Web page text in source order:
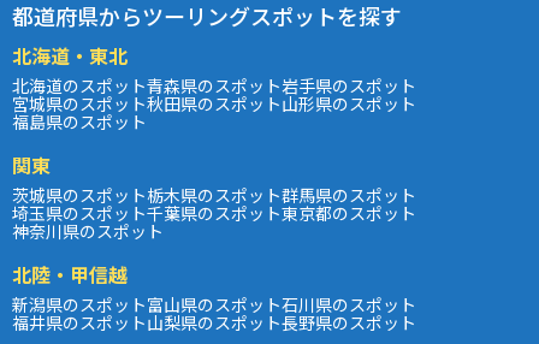
都道府県からツーリングスポットを探す
北海道・東北
北海道のスポット青森県のスポット岩手県のスポット
宮城県のスポット秋田県のスポット山形県のスポット
福島県のスポット
関東
茨城県のスポット栃木県のスポット群馬県のスポット
埼玉県のスポット千葉県のスポット東京都のスポット
神奈川県のスポット
北陸・甲信越
新潟県のスポット富山県のスポット石川県のスポット
福井県のスポット山梨県のスポット長野県のスポット